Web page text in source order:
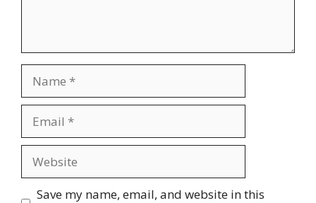
Save my name, email, and website in this